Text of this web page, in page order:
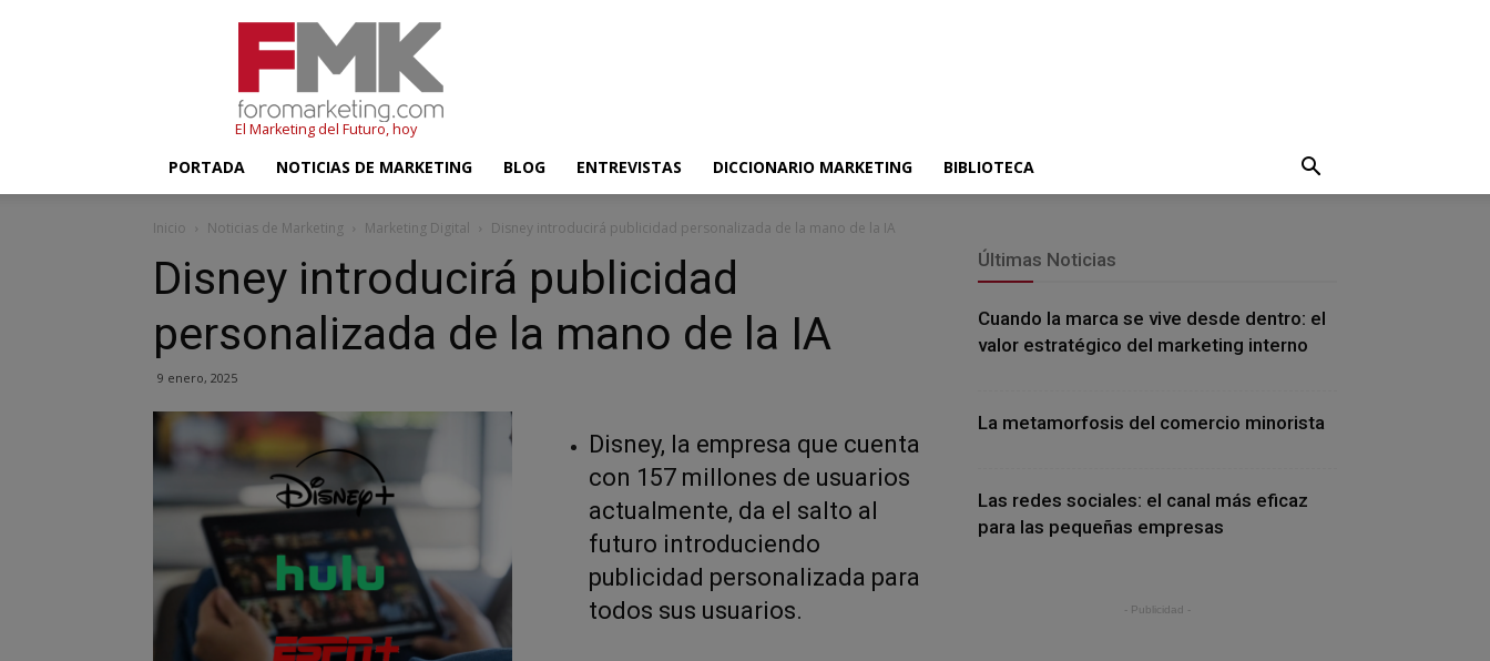
El Marketing del Futuro, hoy
PORTADA NOTICIAS DE MARKETING BLOG ENTREVISTAS DICCIONARIO MARKETING BIBLIOTECA
Inicio Noticias de Marketing Marketing Digital Disney introducirá publicidad personalizada de la mano de la IA
Disney introducirá publicidad
personalizada de la mano de la IA
9 enero, 2025
Disney, la empresa que cuenta
con 157 millones de usuarios
actualmente, da el salto al
futuro introduciendo
publicidad personalizada para
todos sus usuarios.
Últimas Noticias
Cuando la marca se vive desde dentro: el
valor estratégico del marketing interno
La metamorfosis del comercio minorista
Las redes sociales: el canal más eficaz
para las pequeñas empresas
- Publicidad -